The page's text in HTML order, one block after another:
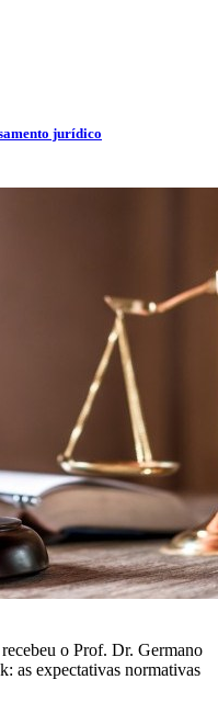
jurídico
o Prof. Dr. Germano
as expectativas normativas